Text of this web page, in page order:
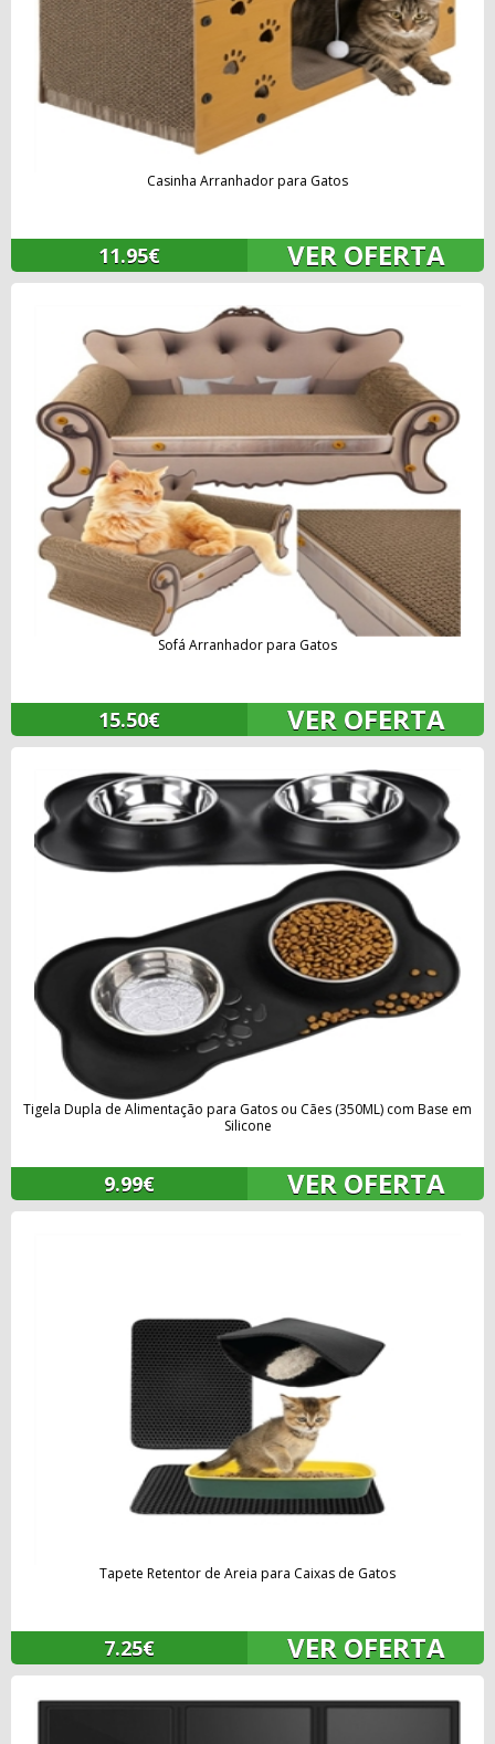
Casinha Arranhador para Gatos
11.95€ VER OFERTA
Sofá Arranhador para Gatos
15.50€ VER OFERTA
Tigela Dupla de Alimentação para Gatos ou Cães (350ML) com Base em
Silicone
9.99€ VER OFERTA
Tapete Retentor de Areia para Caixas de Gatos
7.25€ VER OFERTA